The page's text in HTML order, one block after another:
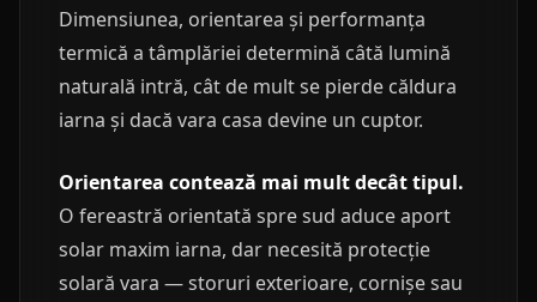
Dimensiunea, orientarea și performanța
termică a tâmplăriei determină câtă lumină
naturală intră, cât de mult se pierde căldura
iarna și dacă vara casa devine un cuptor.
Orientarea contează mai mult decât tipul.
O fereastră orientată spre sud aduce aport
solar maxim iarna, dar necesită protecție
solară vara — storuri exterioare, cornișe sau